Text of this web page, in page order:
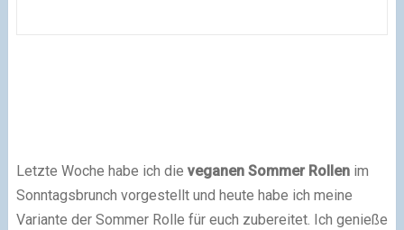
Letzte Woche habe ich die veganen Sommer Rollenim
Sonntagsbrunch vorgestellt und heute habe ich meine
Variante der Sommer Rolle für euch zubereitet. Ich genieße